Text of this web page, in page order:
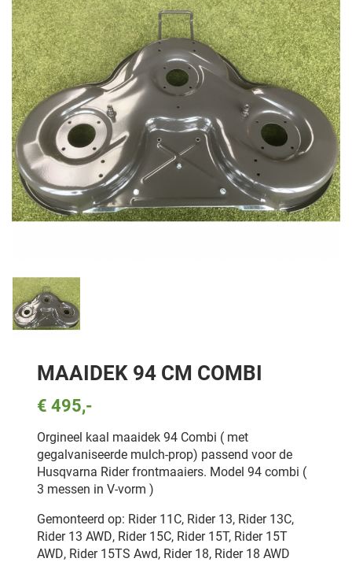
MAAIDEK 94 CM COMBI
€ 495,-
Orgineel kaal maaidek 94 Combi ( met
gegalvaniseerde mulch-prop) passend voor de
Husqvarna Rider frontmaaiers. Model 94 combi (
3 messen in V-vorm )
Gemonteerd op: Rider 11C, Rider 13, Rider 13C,
Rider 13 AWD, Rider 15C, Rider 15T, Rider 15T
AWD, Rider 15TS Awd, Rider 18, Rider 18 AWD